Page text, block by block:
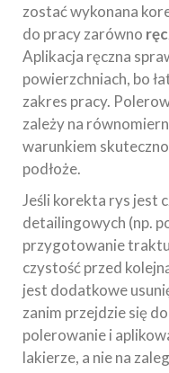
zostać wykonana
do pracy zarówno
Aplikacja ręczna
powierzchniach, bo
zakres pracy.
zależy na
warunkiem
podłoże.
Jeśli korekta rys jest
detailingowych (np.
przygotowanie
czystość przed
jest dodatkowe
zanim przejdzie się
polerowanie i
lakierze, a nie na